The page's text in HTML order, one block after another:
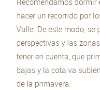
Recomendamos dormir
hacer un recorrido por
Valle. De este modo,
perspectivas y las
tener en cuenta, que
bajas y la cota va
de la primavera.